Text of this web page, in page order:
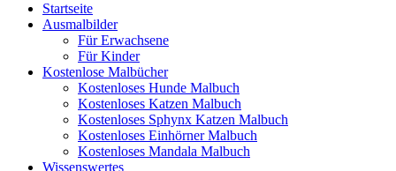
Startseite
Ausmalbilder
Für Erwachsene
Für Kinder
Kostenlose Malbücher
Kostenloses Hunde Malbuch
Kostenloses Katzen Malbuch
Kostenloses Sphynx Katzen Malbuch
Kostenloses Einhörner Malbuch
Kostenloses Mandala Malbuch
Wissenswertes